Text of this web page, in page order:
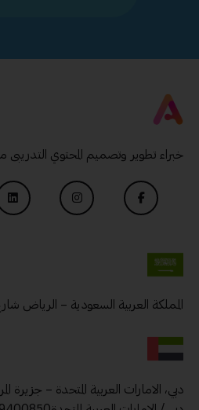
خبراء تطوير وتصميم المحتوي التدريبى
المملكة العربية السعودية – الرياض